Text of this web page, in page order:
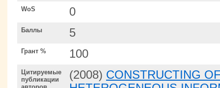
WoS 0
Баллы 5
Грант % 100
Цитируемые
публикации
(2008) CONSTRUCTING